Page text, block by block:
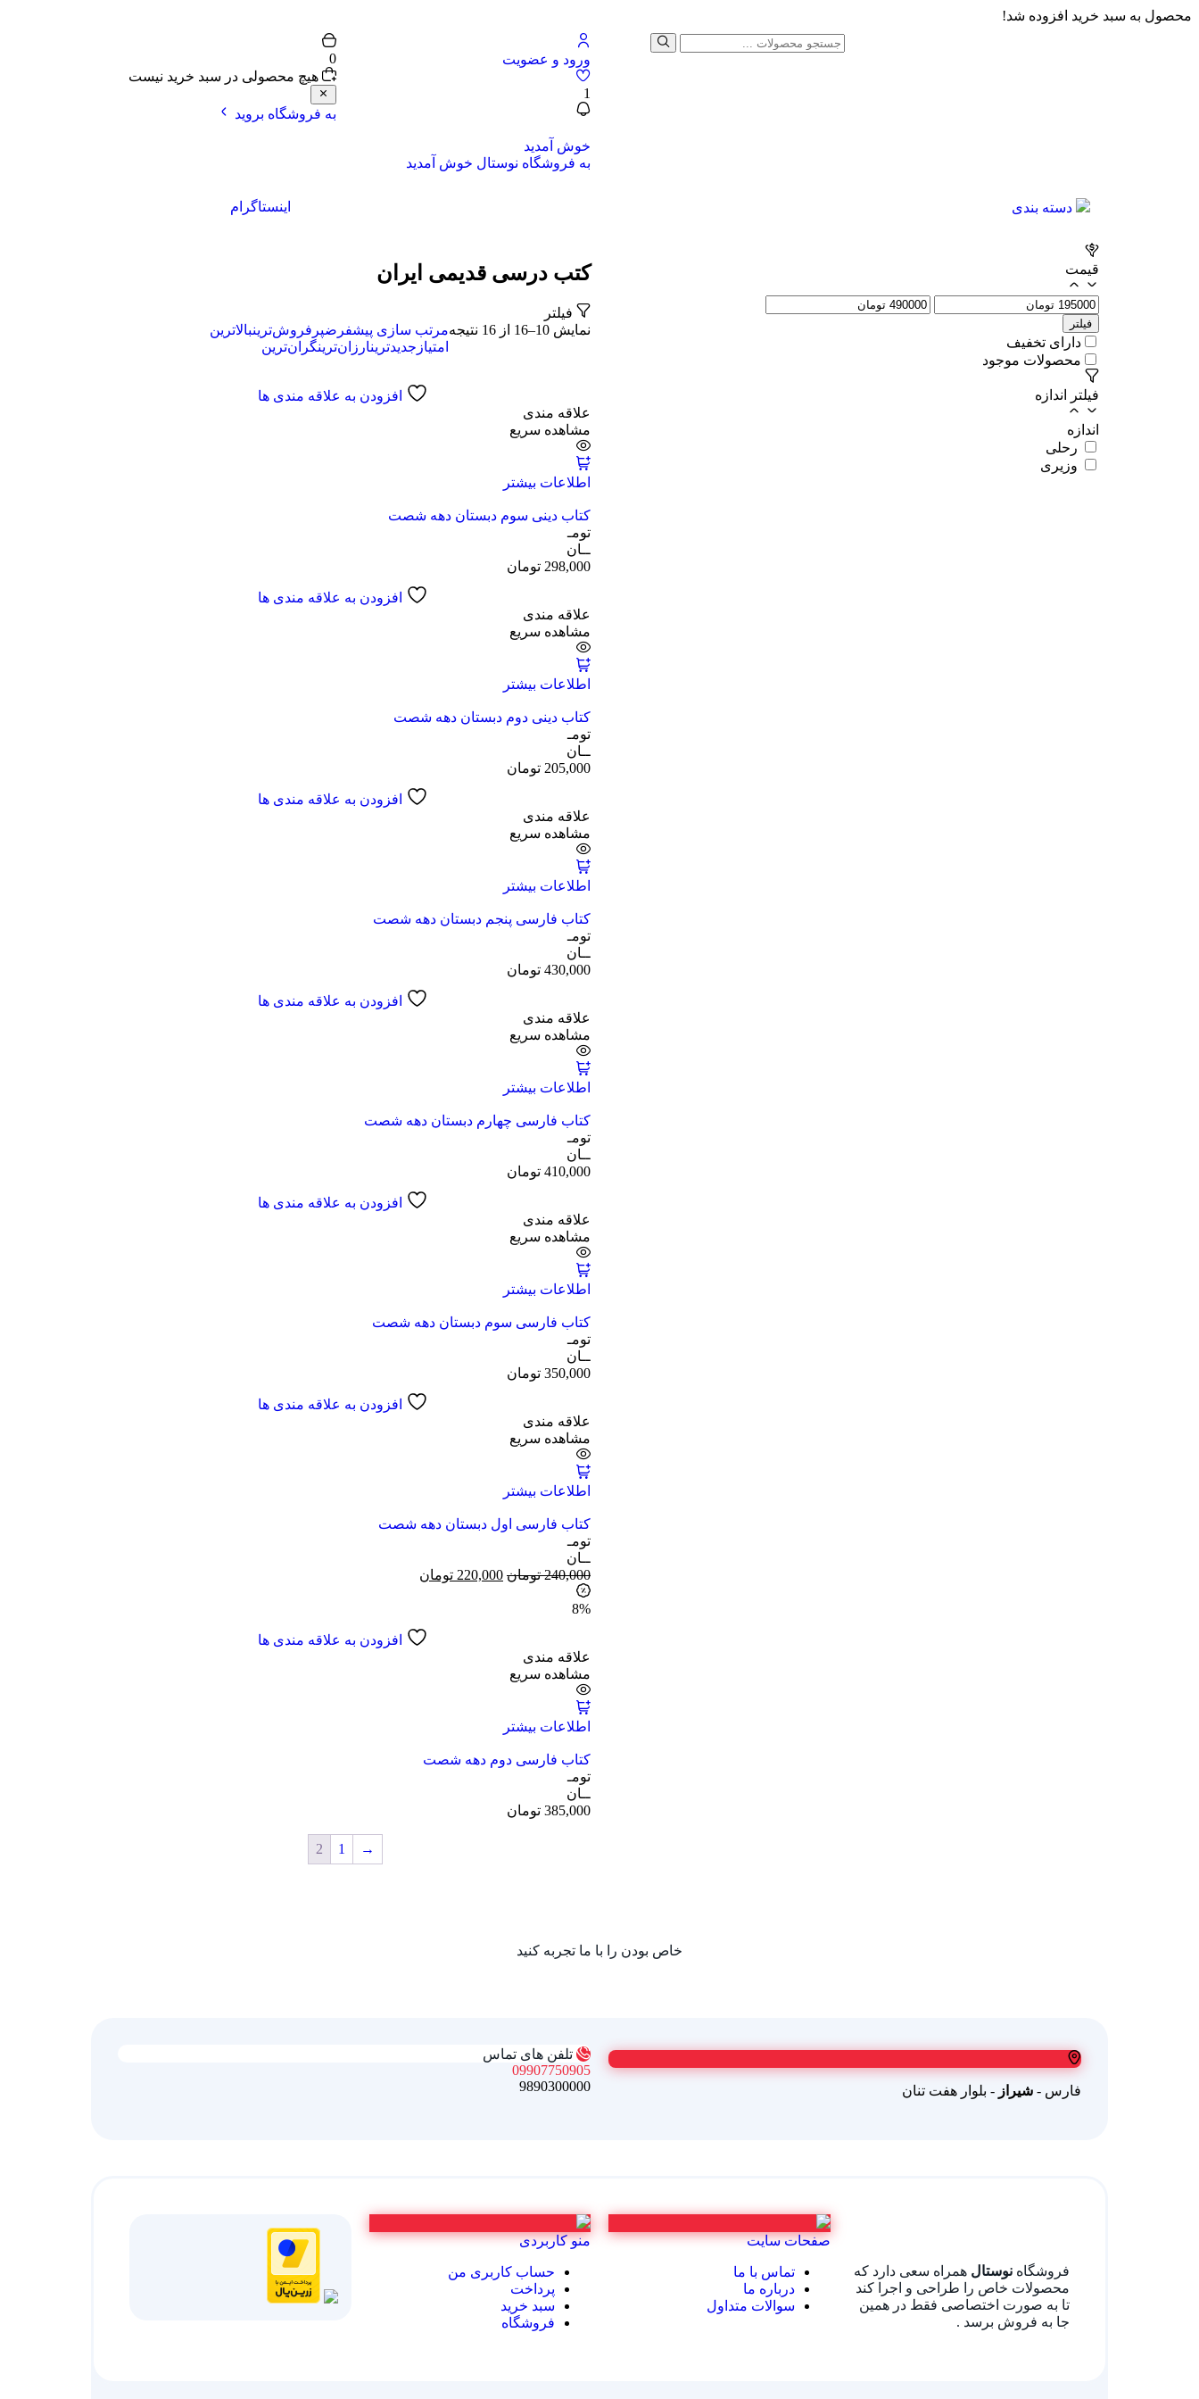
محصول به سبد خرید افزوده شد!
ورود و عضویت
1
خوش آمدید
به فروشگاه نوستال خوش آمدید
0
هیچ محصولی در سبد خرید نیست
به فروشگاه بروید
دسته بندی اینستاگرام
قیمت
فیلتر
دارای تخفیف
محصولات موجود
فیلتر اندازه
اندازه
رحلی
وزیری
کتب درسی قدیمی ایران
فیلتر
نمایش 10–16 از 16 نتیجه
مرتب سازی پیشفرضپرفروش‌ترینبالاترین
امتیاز جدیدترینارزان‌ترینگران‌ترین
افزودن به علاقه مندی ها
علاقه مندی
مشاهده سریع
اطلاعات بیشتر
کتاب دینی سوم دبستان دهه شصت
تومـ
ــان
298,000 تومان
افزودن به علاقه مندی ها
علاقه مندی
مشاهده سریع
اطلاعات بیشتر
کتاب دینی دوم دبستان دهه شصت
تومـ
ــان
205,000 تومان
افزودن به علاقه مندی ها
علاقه مندی
مشاهده سریع
اطلاعات بیشتر
کتاب فارسی پنجم دبستان دهه شصت
تومـ
ــان
430,000 تومان
افزودن به علاقه مندی ها
علاقه مندی
مشاهده سریع
اطلاعات بیشتر
کتاب فارسی چهارم دبستان دهه شصت
تومـ
ــان
410,000 تومان
افزودن به علاقه مندی ها
علاقه مندی
مشاهده سریع
اطلاعات بیشتر
کتاب فارسی سوم دبستان دهه شصت
تومـ
ــان
350,000 تومان
افزودن به علاقه مندی ها
علاقه مندی
مشاهده سریع
اطلاعات بیشتر
کتاب فارسی اول دبستان دهه شصت
تومـ
ــان
240,000 تومان 220,000 تومان
8%
افزودن به علاقه مندی ها
علاقه مندی
مشاهده سریع
اطلاعات بیشتر
کتاب فارسی دوم دهه شصت
تومـ
ــان
385,000 تومان
→
1
2
خاص بودن را با ما تجربه کنید
فارس - شیراز - بلوار هفت تنان
تلفن های تماس
09907750905
9890300000
فروشگاه نوستال همراه سعی دارد که
محصولات خاص را طراحی و اجرا کند
تا به صورت اختصاصی فقط در همین
جا به فروش برسد .
صفحات سایت
تماس با ما
درباره ما
سوالات متداول
منو کاربردی
حساب کاربری من
پرداخت
سبد خرید
فروشگاه